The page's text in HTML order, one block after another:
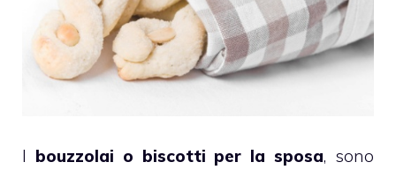
I bouzzolai o biscotti per la sposa, sono